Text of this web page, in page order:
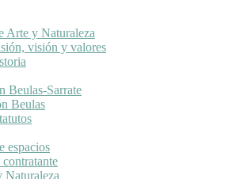
Arte y Naturaleza
visión y valores
Beulas-Sarrate
Beulas
espacios
Naturaleza